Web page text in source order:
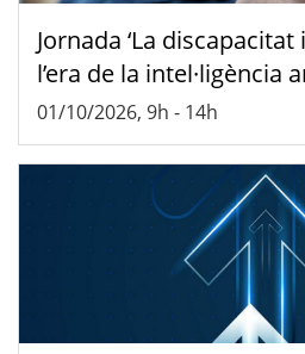
Jornada ‘La
l’era de la intel·ligència
01/10/2026, 9h - 14h